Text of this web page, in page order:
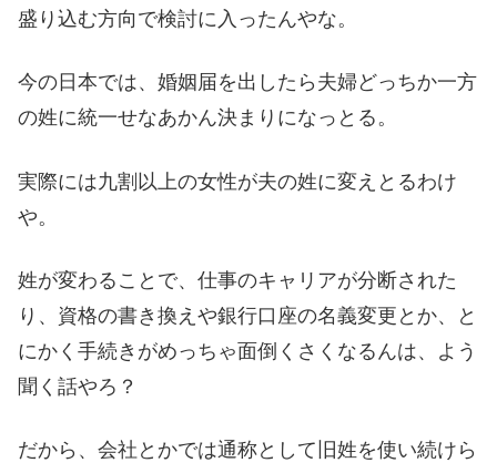
盛り込む方向で検討に入ったんやな。
今の日本では、婚姻届を出したら夫婦どっちか一方
の姓に統一せなあかん決まりになっとる。
実際には九割以上の女性が夫の姓に変えとるわけ
や。
姓が変わることで、仕事のキャリアが分断された
り、資格の書き換えや銀行口座の名義変更とか、と
にかく手続きがめっちゃ面倒くさくなるんは、よう
聞く話やろ？
だから、会社とかでは通称として旧姓を使い続けら